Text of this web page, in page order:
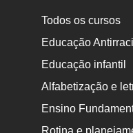
Todos os cursos
Educação
Educação infantil
Alfabetização e
Ensino